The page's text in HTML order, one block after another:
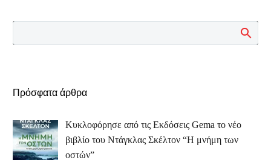
Πρόσφατα άρθρα
Κυκλοφόρησε από τις Εκδόσεις Gema το νέο
βιβλίο του Ντάγκλας Σκέλτον “Η μνήμη των
οστών”